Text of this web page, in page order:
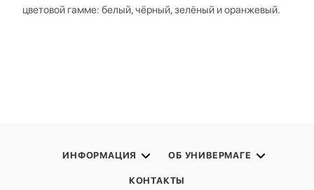
цветовой гамме: белый, чёрный, зелёный и оранжевый.
ИНФОРМАЦИЯ ОБ УНИВЕРМАГЕ
КОНТАКТЫ